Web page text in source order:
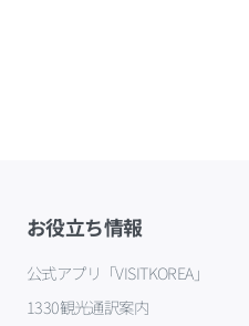
お役立ち情報
公式アプリ「VISITKOREA」
1330観光通訳案内